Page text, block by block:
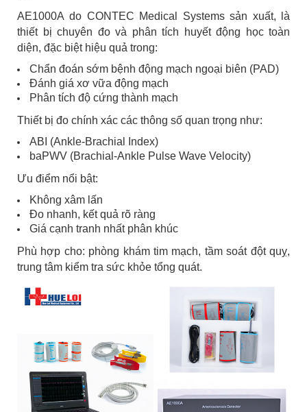
AE1000A do CONTEC Medical Systems sản xuất, là
thiết bị chuyên đo và phân tích huyết động học toàn
diện, đặc biệt hiệu quả trong:
Chẩn đoán sớm bệnh động mạch ngoại biên (PAD)
Đánh giá xơ vữa động mạch
Phân tích độ cứng thành mạch
Thiết bị đo chính xác các thông số quan trọng như:
ABI (Ankle-Brachial Index)
baPWV (Brachial-Ankle Pulse Wave Velocity)
Ưu điểm nổi bật:
Không xâm lấn
Đo nhanh, kết quả rõ ràng
Giá cạnh tranh nhất phân khúc
Phù hợp cho: phòng khám tim mạch, tầm soát đột quỵ,
trung tâm kiểm tra sức khỏe tổng quát.